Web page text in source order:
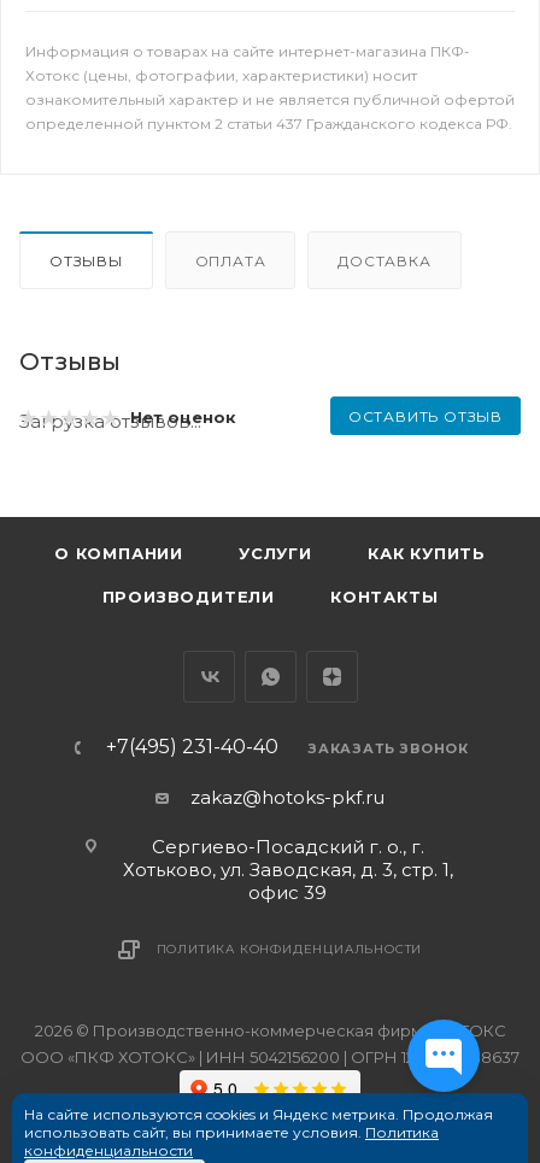
Информация о товарах на сайте интернет-магазина ПКФ-
Хотокс (цены, фотографии, характеристики) носит
ознакомительный характер и не является публичной офертой
определенной пунктом 2 статьи 437 Гражданского кодекса РФ.
ОТЗЫВЫ ОПЛАТА ДОСТАВКА
Отзывы
Нет оценок ОСТАВИТЬ ОТЗЫВ
Загрузка отзывов...
О КОМПАНИИ УСЛУГИ КАК КУПИТЬ
ПРОИЗВОДИТЕЛИ КОНТАКТЫ
+7(495) 231-40-40 ЗАКАЗАТЬ ЗВОНОК
zakaz@hotoks-pkf.ru
Сергиево-Посадский г. о., г.
Хотьково, ул. Заводская, д. 3, стр. 1,
офис 39
ПОЛИТИКА КОНФИДЕНЦИАЛЬНОСТИ
2026 © Производственно-коммерческая фирма ХОТОКС
ООО «ПКФ ХОТОКС» | ИНН 5042156200 | ОГРН 1215000038637
На сайте используются cookies и Яндекс метрика. Продолжая
использовать сайт, вы принимаете условия. Политика
конфиденциальности